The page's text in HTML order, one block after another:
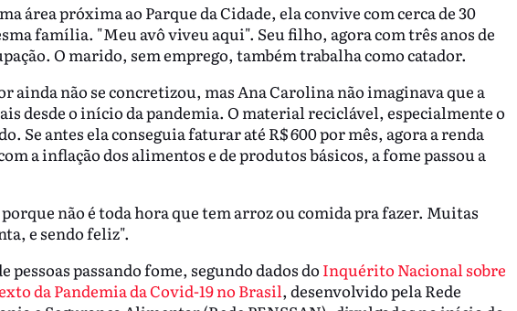
área próxima ao Parque da Cidade, ela convive com cerca de 30
família. "Meu avô viveu aqui". Seu filho, agora com três anos de
O marido, sem emprego, também trabalha como catador.
ainda não se concretizou, mas Ana Carolina não imaginava que a
desde o início da pandemia. O material reciclável, especialmente o
Se antes ela conseguia faturar até R$ 600 por mês, agora a renda
a inflação dos alimentos e de produtos básicos, a fome passou a
não é toda hora que tem arroz ou comida pra fazer. Muitas
e sendo feliz".
pessoas passando fome, segundo dados do Inquérito Nacional sobre
da Pandemia da Covid-19 no Brasil, desenvolvido pela Rede